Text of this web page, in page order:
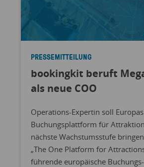
PRESSEMITTEILUNG
bookingkit beruft
als neue COO
Operations-Expertin soll
Buchungsplattform für
nächste Wachstumsstufe
„The One Platform for
führende europäische